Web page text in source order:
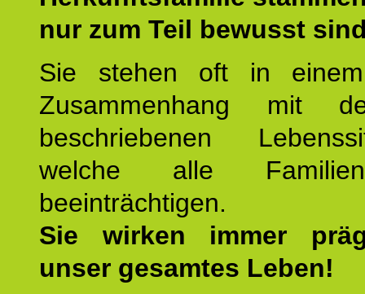
nur zum Teil bewusst
Sie stehen oft in
Zusammenhang mit
beschriebenen
welche alle
beeinträchtigen.
Sie wirken immer
unser gesamtes Leben!